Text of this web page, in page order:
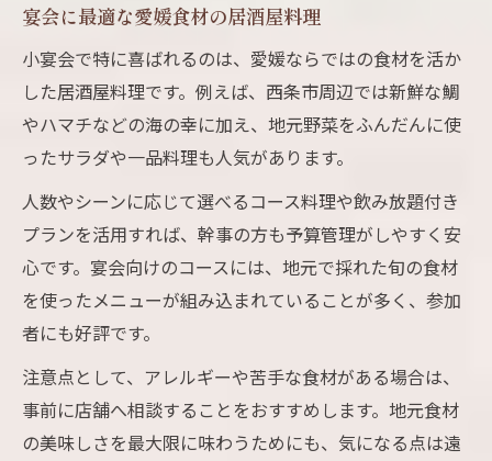
宴会に最適な愛媛食材の居酒屋料理
小宴会で特に喜ばれるのは、愛媛ならではの食材を活か
した居酒屋料理です。例えば、西条市周辺では新鮮な鯛
やハマチなどの海の幸に加え、地元野菜をふんだんに使
ったサラダや一品料理も人気があります。
人数やシーンに応じて選べるコース料理や飲み放題付き
プランを活用すれば、幹事の方も予算管理がしやすく安
心です。宴会向けのコースには、地元で採れた旬の食材
を使ったメニューが組み込まれていることが多く、参加
者にも好評です。
注意点として、アレルギーや苦手な食材がある場合は、
事前に店舗へ相談することをおすすめします。地元食材
の美味しさを最大限に味わうためにも、気になる点は遠